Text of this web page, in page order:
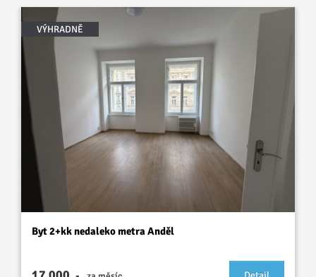
VÝHRADNĚ
Byt 2+kk nedaleko metra Anděl